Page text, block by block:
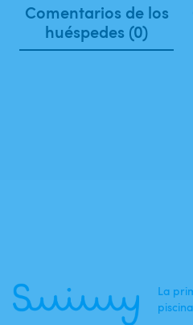
Comentarios de los
huéspedes (0)
La